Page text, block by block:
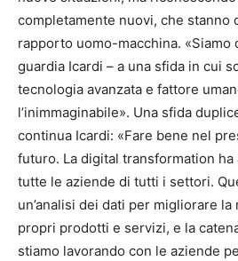
completamente nuovi, che stanno
rapporto uomo-macchina. «Siamo
guardia Icardi – a una sfida in cui
tecnologia avanzata e fattore
l’inimmaginabile». Una sfida
continua Icardi: «Fare bene nel
futuro. La digital transformation ha
tutte le aziende di tutti i settori.
un’analisi dei dati per migliorare
propri prodotti e servizi, e la
stiamo lavorando con le aziende